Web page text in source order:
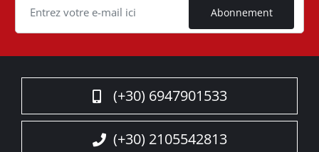
Abonnement
(+30) 6947901533
(+30) 2105542813